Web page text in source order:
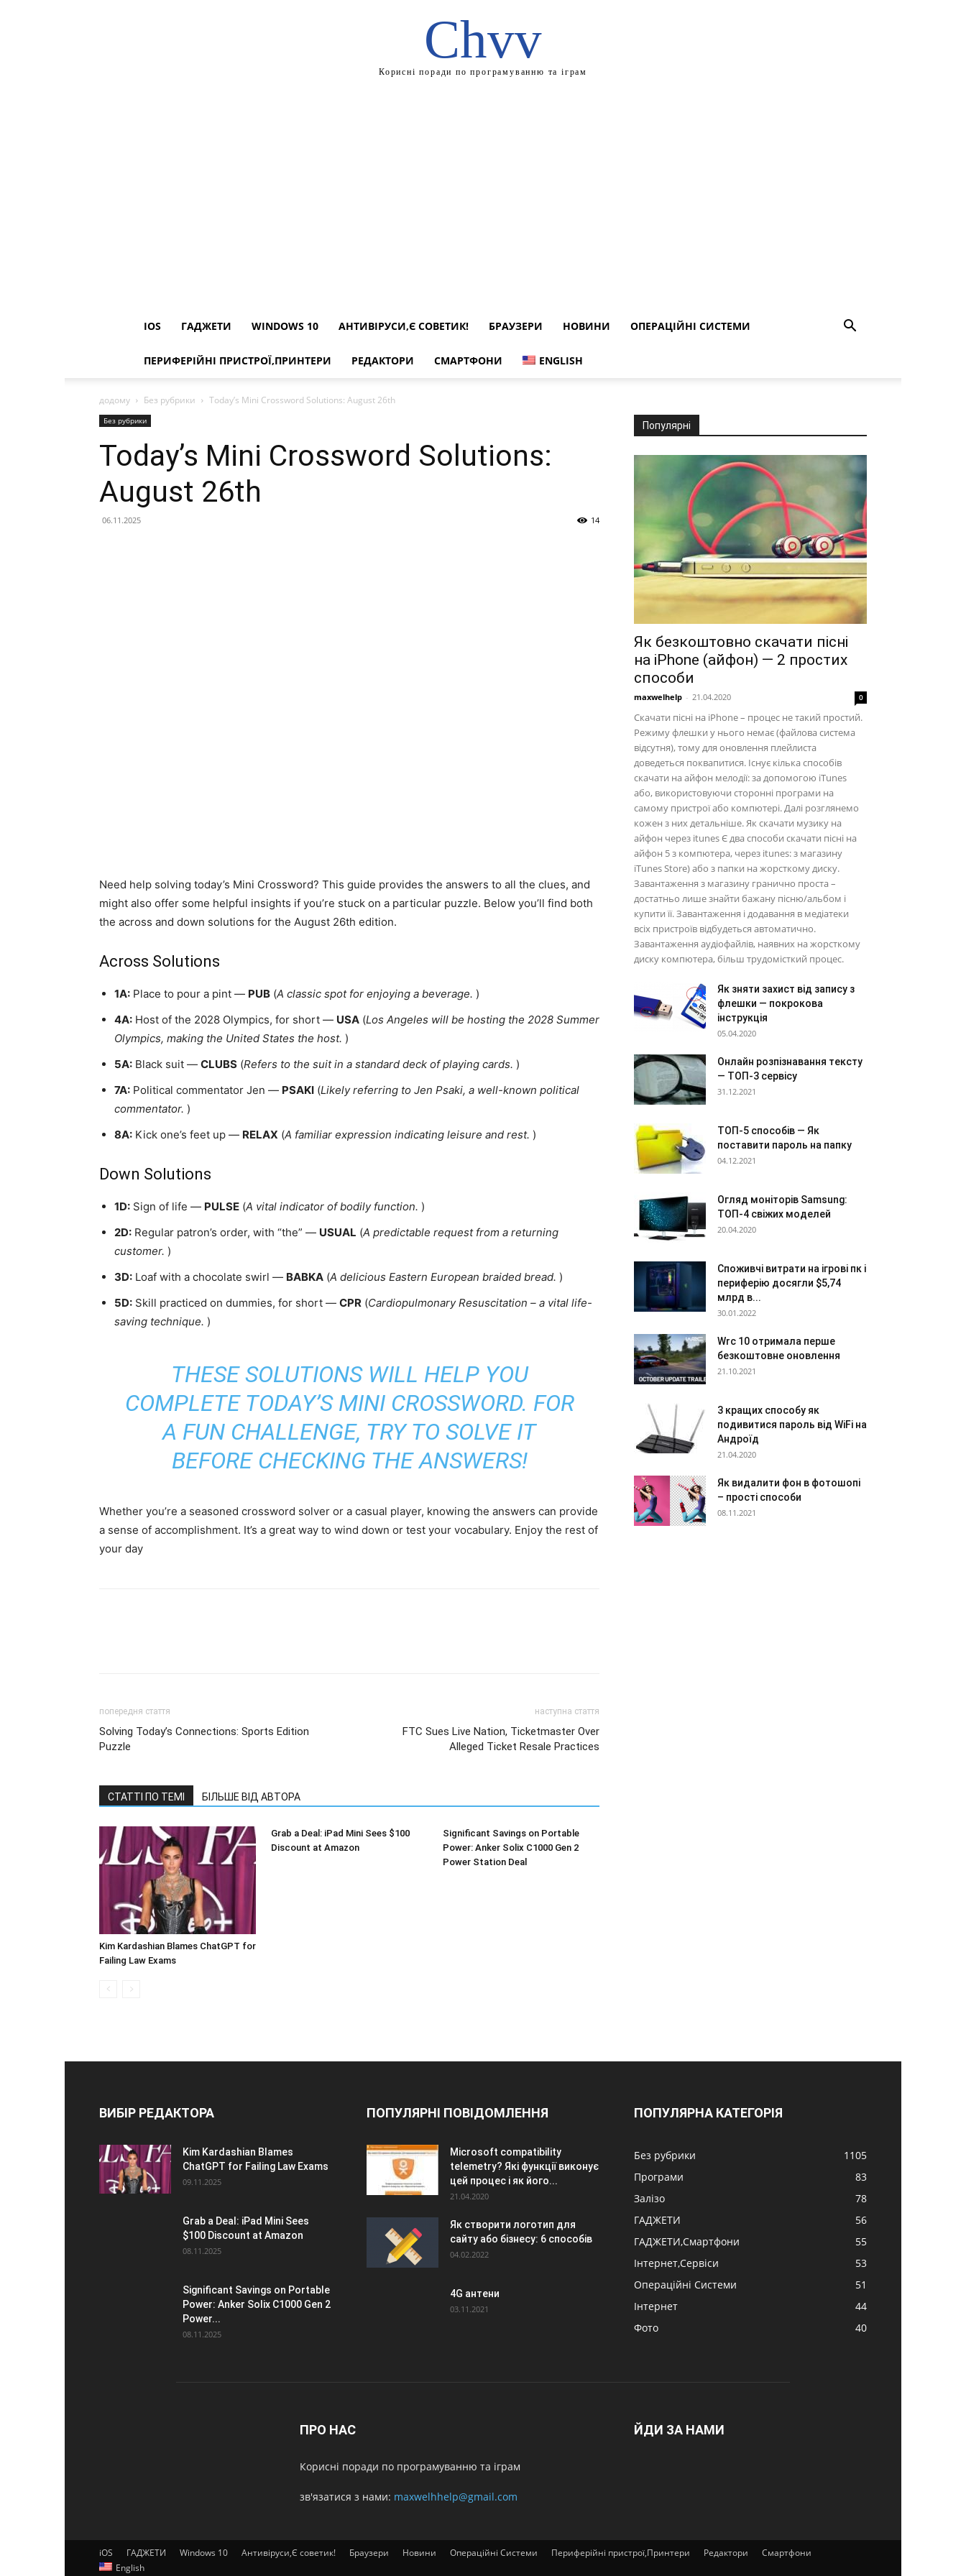
Chvv
Корисні поради по програмуванню та іграм
IOS ГАДЖЕТИ WINDOWS 10 АНТИВІРУСИ,Є СОВЕТИК! БРАУЗЕРИ НОВИНИ ОПЕРАЦІЙНІ СИСТЕМИ
ПЕРИФЕРІЙНІ ПРИСТРОЇ,ПРИНТЕРИ РЕДАКТОРИ СМАРТФОНИ ENGLISH
додому Без рубрики Today’s Mini Crossword Solutions: August 26th
Без рубрики
Today’s Mini Crossword Solutions:
August 26th
06.11.2025 14
Need help solving today’s Mini Crossword? This guide provides the answers to all the clues, and
might also offer some helpful insights if you’re stuck on a particular puzzle. Below you’ll find both
the across and down solutions for the August 26th edition.
Across Solutions
1A: Place to pour a pint — PUB (A classic spot for enjoying a beverage. )
4A: Host of the 2028 Olympics, for short — USA (Los Angeles will be hosting the 2028 Summer
Olympics, making the United States the host. )
5A: Black suit — CLUBS (Refers to the suit in a standard deck of playing cards. )
7A: Political commentator Jen — PSAKI (Likely referring to Jen Psaki, a well-known political
commentator. )
8A: Kick one’s feet up — RELAX (A familiar expression indicating leisure and rest. )
Down Solutions
1D: Sign of life — PULSE (A vital indicator of bodily function. )
2D: Regular patron’s order, with “the” — USUAL (A predictable request from a returning
customer. )
3D: Loaf with a chocolate swirl — BABKA (A delicious Eastern European braided bread. )
5D: Skill practiced on dummies, for short — CPR (Cardiopulmonary Resuscitation – a vital life-
saving technique. )
THESE SOLUTIONS WILL HELP YOU
COMPLETE TODAY’S MINI CROSSWORD. FOR
A FUN CHALLENGE, TRY TO SOLVE IT
BEFORE CHECKING THE ANSWERS!
Whether you’re a seasoned crossword solver or a casual player, knowing the answers can provide
a sense of accomplishment. It’s a great way to wind down or test your vocabulary. Enjoy the rest of
your day
попередня стаття
Solving Today’s Connections: Sports Edition
Puzzle
наступна стаття
FTC Sues Live Nation, Ticketmaster Over
Alleged Ticket Resale Practices
СТАТТІ ПО ТЕМІ БІЛЬШЕ ВІД АВТОРА
Kim Kardashian Blames ChatGPT for
Failing Law Exams
Grab a Deal: iPad Mini Sees $100
Discount at Amazon
Significant Savings on Portable
Power: Anker Solix C1000 Gen 2
Power Station Deal
Популярні
Як безкоштовно скачати пісні
на iPhone (айфон) — 2 простих
способи
maxwelhelp - 21.04.2020 0
Скачати пісні на iPhone – процес не такий простий.
Режиму флешки у нього немає (файлова система
відсутня), тому для оновлення плейлиста
доведеться поквапитися. Існує кілька способів
скачати на айфон мелодії: за допомогою iTunes
або, використовуючи сторонні програми на
самому пристрої або компютері. Далі розглянемо
кожен з них детальніше. Як скачати музику на
айфон через itunes Є два способи скачати пісні на
айфон 5 з компютера, через itunes: з магазину
iTunes Store) або з папки на жорсткому диску.
Завантаження з магазину гранично проста –
достатньо лише знайти бажану пісню/альбом і
купити її. Завантаження і додавання в медіатеки
всіх пристроїв відбудеться автоматично.
Завантаження аудіофайлів, наявних на жорсткому
диску компютера, більш трудомісткий процес.
Як зняти захист від запису з
флешки — покрокова
інструкція
05.04.2020
Онлайн розпізнавання тексту
— ТОП-3 сервісу
31.12.2021
ТОП-5 способів — Як
поставити пароль на папку
04.12.2021
Огляд моніторів Samsung:
ТОП-4 свіжих моделей
20.04.2020
Споживчі витрати на ігрові пк і
периферію досягли $5,74
млрд в...
30.01.2022
Wrc 10 отримала перше
безкоштовне оновлення
21.10.2021
3 кращих способу як
подивитися пароль від WiFi на
Андроїд
21.04.2020
Як видалити фон в фотошопі
– прості способи
08.11.2021
ВИБІР РЕДАКТОРА
Kim Kardashian Blames
ChatGPT for Failing Law Exams
09.11.2025
Grab a Deal: iPad Mini Sees
$100 Discount at Amazon
08.11.2025
Significant Savings on Portable
Power: Anker Solix C1000 Gen 2
Power...
08.11.2025
ПОПУЛЯРНІ ПОВІДОМЛЕННЯ
Microsoft compatibility
telemetry? Які функції виконує
цей процес і як його...
21.04.2020
Як створити логотип для
сайту або бізнесу: 6 способів
04.02.2022
4G антени
03.11.2021
ПОПУЛЯРНА КАТЕГОРІЯ
Без рубрики
1105
Програми
83
Залізо
78
ГАДЖЕТИ
56
ГАДЖЕТИ,Смартфони
55
Інтернет,Сервіси
53
Операційні Системи
51
Інтернет
44
Фото
40
ПРО НАС
Корисні поради по програмуванню та іграм
зв'язатися з нами: maxwelhhelp@gmail.com
ЙДИ ЗА НАМИ
iOS ГАДЖЕТИ Windows 10 Антивіруси,Є советик! Браузери Новини Операційні Системи Периферійні пристрої,Принтери Редактори
Смартфони
English